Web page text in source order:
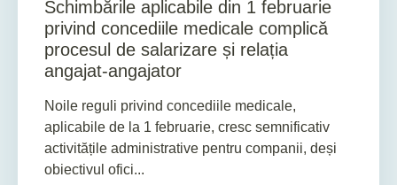
Schimbările aplicabile din 1 februarie
privind concediile medicale complică
procesul de salarizare și relația
angajat-angajator
Noile reguli privind concediile medicale,
aplicabile de la 1 februarie, cresc semnificativ
activitățile administrative pentru companii, deși
obiectivul ofici...